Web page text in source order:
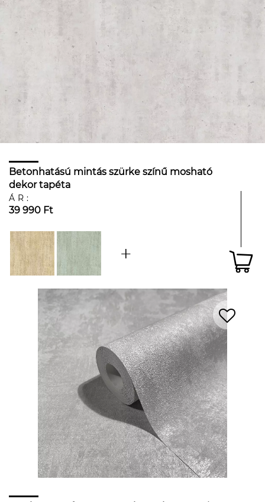
Betonhatású mintás szürke színű mosható
dekor tapéta
ÁR:
39 990 Ft